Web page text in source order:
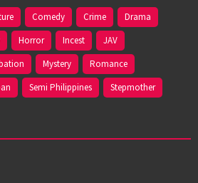
Comedy Crime
Drama
Horror Incest
JAV
Mystery
Romance
Semi Philippines
Stepmother